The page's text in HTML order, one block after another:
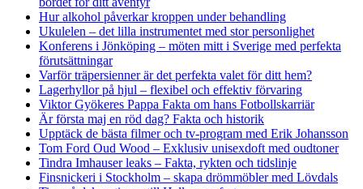
Hur alkohol påverkar kroppen under behandling
Ukulelen – det lilla instrumentet med stor personlighet
Konferens i Jönköping – möten mitt i Sverige med perfekta
förutsättningar
Varför träpersienner är det perfekta valet för ditt hem?
Lagerhyllor på hjul – flexibel och effektiv förvaring
Viktor Gyökeres Pappa Fakta om hans Fotbollskarriär
Är första maj en röd dag? Fakta och historik
Upptäck de bästa filmer och tv-program med Erik Johansson
Tom Ford Oud Wood – Exklusiv unisexdoft med oudtoner
Tindra Imhauser leaks – Fakta, rykten och tidslinje
Finsnickeri i Stockholm – skapa drömmöbler med Lövdals